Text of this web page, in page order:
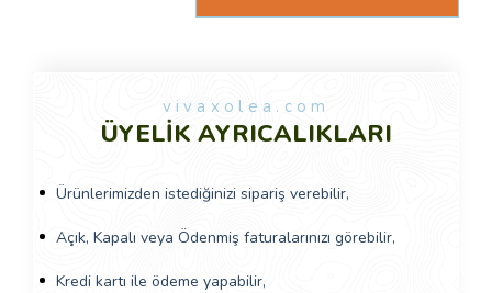
vivaxolea.com
ÜYELİK AYRICALIKLARI
Ürünlerimizden istediğinizi sipariş verebilir,
Açık, Kapalı veya Ödenmiş faturalarınızı görebilir,
Kredi kartı ile ödeme yapabilir,